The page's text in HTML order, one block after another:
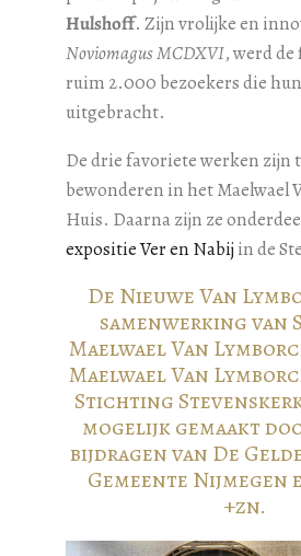
Hulshoff. Zijn vrolijke en
Noviomagus MCDXVI, werd
ruim 2.000 bezoekers die
uitgebracht.
De drie favoriete werken zijn
bewonderen in het Maelwael
Huis. Daarna zijn ze
expositie Ver en Nabij in de
De Nieuwe Van
samenwerking
Maelwael Van
Maelwael Van
Stichting
mogelijk gemaakt
bijdragen van De
Gemeente Nijmegen
+zn.